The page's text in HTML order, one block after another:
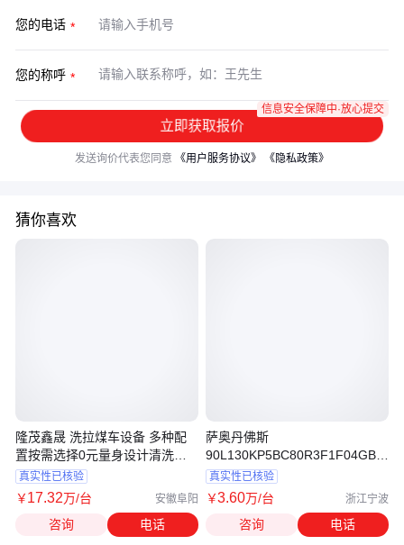
您的电话
您的称呼
立即获取报价
信息安全保障中·放心提交
发送询价代表您同意 《用户服务协议》 《隐私政策》
猜你喜欢
隆茂鑫晟 洗拉煤车设备 多种配
置按需选择0元量身设计清洗方
案
真实性已核验
￥17.32万/台 安徽阜阳
咨询 电话
萨奥丹佛斯
液压泵
真实性已核验
￥3.60万/台 浙江宁波
咨询 电话